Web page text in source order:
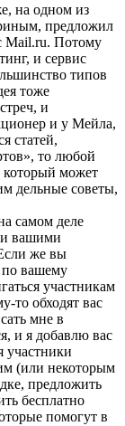
на одном из
предложил
Mail.ru. Потому
и сервис
типов
тоже
и
и у Мейла,
статей,
то любой
который может
дельные советы,
самом деле
вашими
же вы
по вашему
участникам
то обходят вас
мне в
и я добавлю вас
участники
(или некоторым
предложить
бесплатно
помогут в